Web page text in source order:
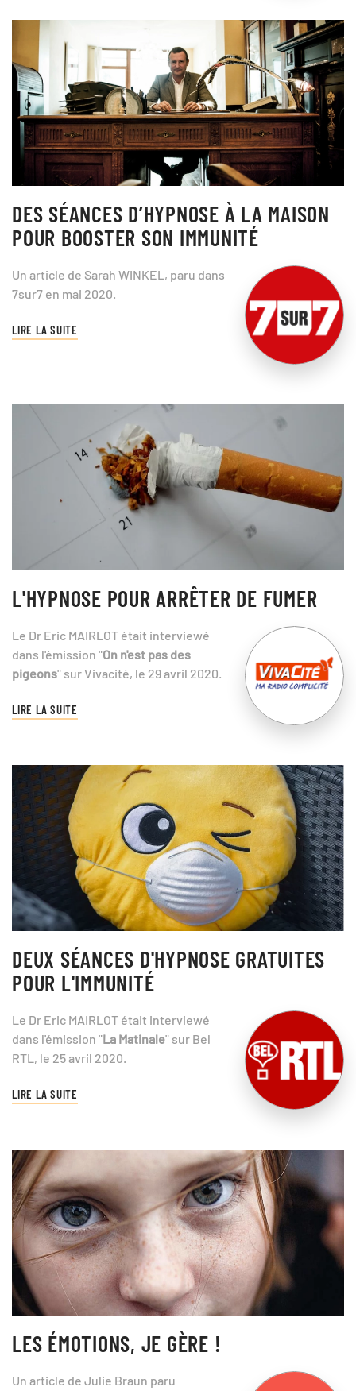
DES SÉANCES D’HYPNOSE À LA MAISON
POUR BOOSTER SON IMMUNITÉ
Un article de Sarah WINKEL, paru dans
7sur7 en mai 2020.
LIRE LA SUITE
L'HYPNOSE POUR ARRÊTER DE FUMER
Le Dr Eric MAIRLOT était interviewé
dans l'émission "On n'est pas des
pigeons" sur Vivacité, le 29 avril 2020.
LIRE LA SUITE
DEUX SÉANCES D'HYPNOSE GRATUITES
POUR L'IMMUNITÉ
Le Dr Eric MAIRLOT était interviewé
dans l'émission "La Matinale" sur Bel
RTL, le 25 avril 2020.
LIRE LA SUITE
LES ÉMOTIONS, JE GÈRE !
Un article de Julie Braun paru